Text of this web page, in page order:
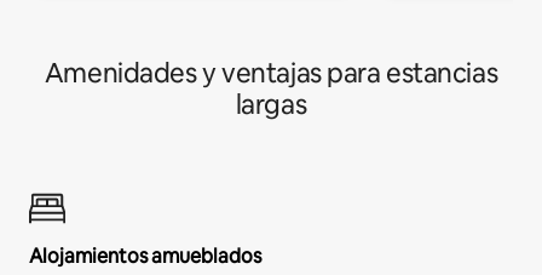
Amenidades y ventajas para estancias
largas
Alojamientos amueblados